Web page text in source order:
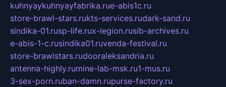
kuhnyaykuhnyayfabrika.rue-abis1c.ru
store-brawl-stars.rukts-services.rudark-sand.ru
sindika-01.rusp-life.rux-legion.rusib-archives.ru
e-abis-1-c.rusindika01.ruvenda-festival.ru
store-brawlstars.rudooraleksandria.ru
antenna-highly.rumine-lab-msk.ru1-mus.ru
3-sex-porn.ruban-damn.rupurse-factory.ru